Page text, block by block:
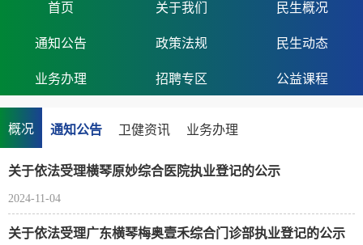
首页 关于我们 民生概况
通知公告 政策法规 民生动态
业务办理 招聘专区 公益课程
概况 通知公告 卫健资讯 业务办理
关于依法受理横琴原妙综合医院执业登记的公示
2024-11-04
关于依法受理广东横琴梅奥壹禾综合门诊部执业登记的公示